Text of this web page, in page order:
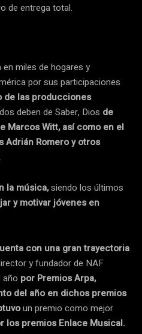
de entrega total.
en miles de hogares y
por sus participaciones
de las producciones
deben de Saber, Dios de
Marcos Witt, así como en el
Adrián Romero y otros
la música,siendo los últimos
y motivar jóvenes en
con una gran trayectoria
y fundador de NAF
año por Premios Arpa,
del año en dichos premios
un premio como mejor
los premios Enlace Musical.